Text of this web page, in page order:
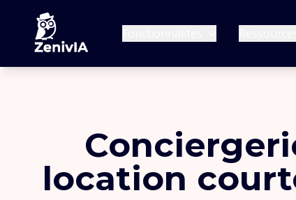
location